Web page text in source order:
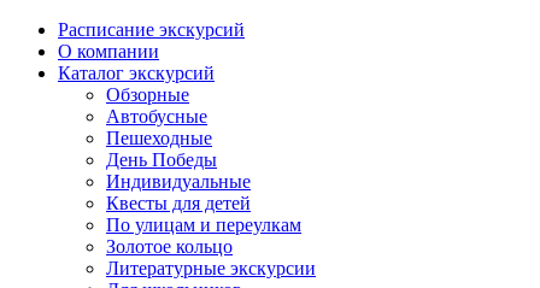
Расписание экскурсий
О компании
Каталог экскурсий
Обзорные
Автобусные
Пешеходные
День Победы
Индивидуальные
Квесты для детей
По улицам и переулкам
Золотое кольцо
Литературные экскурсии